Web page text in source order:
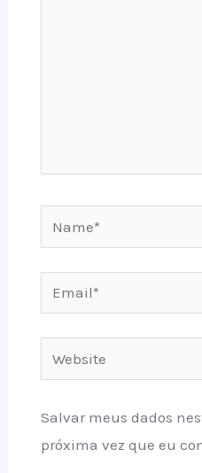
Email*
Website
Salvar meus dados
próxima vez que eu